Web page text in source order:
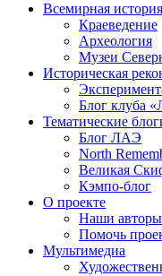
Всемирная история
Краеведение
Археология
Музеи
Историческая
Блог клуба
Тематические
Блог ЛАЭ
North
Великая
Кэмпо-блог
О проекте
Наши авторы
Помочь
Мультимедиа